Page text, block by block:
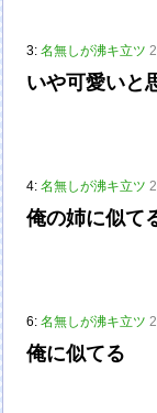
3:名無しが沸キ立ツ
いや可愛いと
4:名無しが沸キ立ツ
俺の姉に似て
6:名無しが沸キ立ツ
俺に似てる